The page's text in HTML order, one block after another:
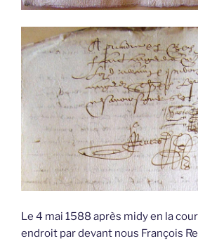
Le 4 mai 1588 après midy en la
endroit par devant nous François